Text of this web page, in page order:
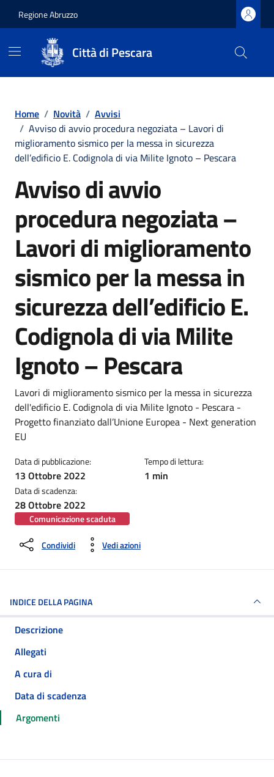
Regione Abruzzo
Città di Pescara
Home / Novità / Avvisi
/ Avviso di avvio procedura negoziata – Lavori di
miglioramento sismico per la messa in sicurezza
dell’edificio E. Codignola di via Milite Ignoto – Pescara
Avviso di avvio
procedura negoziata –
Lavori di miglioramento
sismico per la messa in
sicurezza dell’edificio E.
Codignola di via Milite
Ignoto – Pescara
Dettagli della notizia
Lavori di miglioramento sismico per la messa in sicurezza
dell'edificio E. Codignola di via Milite Ignoto - Pescara -
Progetto finanziato dall’Unione Europea - Next generation
EU
Data di pubblicazione:
13 Ottobre 2022
Data di scadenza:
28 Ottobre 2022
Comunicazione scaduta
Tempo di lettura:
1 min
Condividi Vedi azioni
INDICE DELLA PAGINA
Descrizione
Allegati
A cura di
Data di scadenza
Argomenti